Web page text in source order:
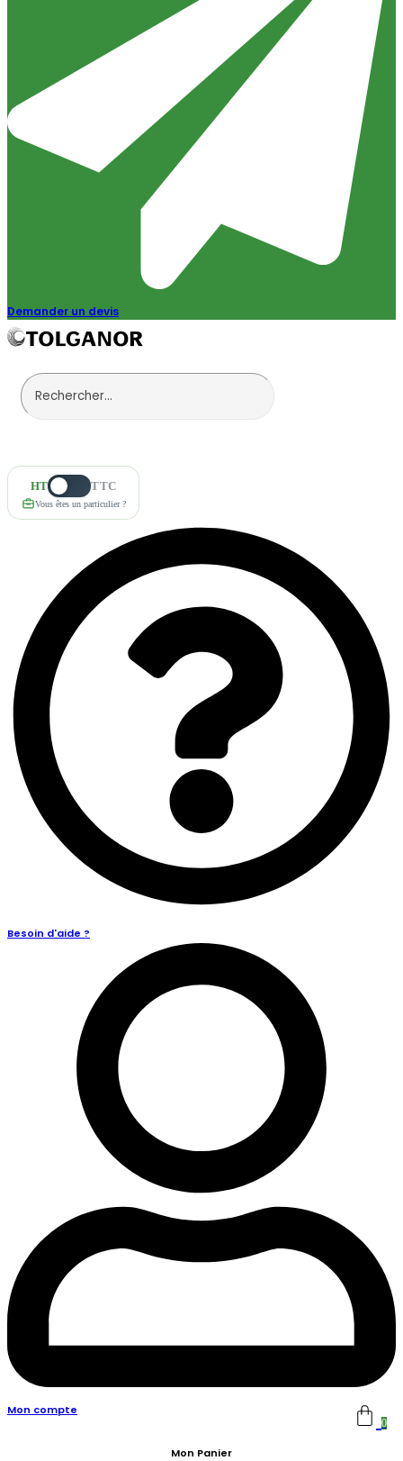
Demander un devis
HT TTC
Vous êtes un particulier ?
Besoin d'aide ?
Mon compte
0
Mon Panier